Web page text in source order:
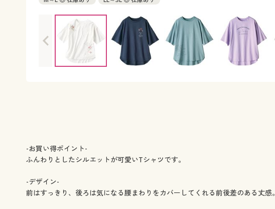
-お買い得ポイント-
ふんわりとしたシルエットが可愛いTシャツです。
-デザイン-
前はすっきり、後ろは気になる腰まわりをカバーしてくれる前後差のある丈感。